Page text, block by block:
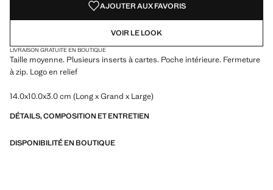
AJOUTER AUX FAVORIS
VOIR LE LOOK
LIVRAISON GRATUITE EN BOUTIQUE
Taille moyenne. Plusieurs inserts à cartes. Poche intérieure. Fermeture
à zip. Logo en relief
14.0x10.0x3.0 cm (Long x Grand x Large)
DÉTAILS, COMPOSITION ET ENTRETIEN
DISPONIBILITÉ EN BOUTIQUE